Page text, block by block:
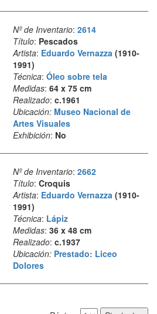
Nº de Inventario: 2614
Título: Pescados
Artista: Eduardo Vernazza(1910-
1991)
Técnica: Óleo sobre tela
Medidas: 64 x 75 cm
Realizado: c.1961
Ubicación: Museo Nacional de
Artes Visuales
Exhibición: No
Nº de Inventario: 2662
Título: Croquis
Artista: Eduardo Vernazza(1910-
1991)
Técnica: Lápiz
Medidas: 36 x 48 cm
Realizado: c.1937
Ubicación: Prestado: Liceo
Dolores